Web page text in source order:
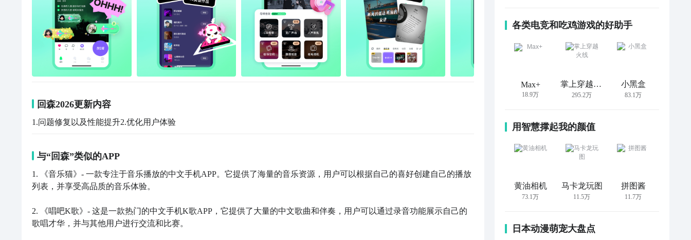
回森2026更新内容
1.问题修复以及性能提升2.优化用户体验
与“回森”类似的APP
1. 《音乐猫》- 一款专注于音乐播放的中文手机APP。它提供了海量的音乐资源，用户可以根据自己的喜好创建自己的播放
列表，并享受高品质的音乐体验。
2. 《唱吧K歌》- 这是一款热门的中文手机K歌APP，它提供了大量的中文歌曲和伴奏，用户可以通过录音功能展示自己的
歌唱才华，并与其他用户进行交流和比赛。
各类电竞和吃鸡游戏的好助手
Max+
18.9万
掌上穿越火线
295.2万
小黑盒
83.1万
用智慧撑起我的颜值
黄油相机
73.1万
马卡龙玩图
11.5万
拼图酱
11.7万
日本动漫萌宠大盘点